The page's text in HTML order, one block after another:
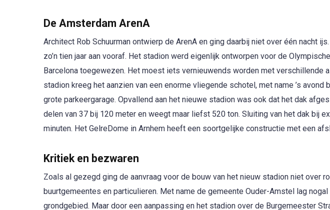
De Amsterdam ArenA
Architect Rob Schuurman ontwierp de ArenA en ging daarbij niet over één nacht
zo’n tien jaar aan vooraf. Het stadion werd eigenlijk ontworpen voor de
Barcelona toegewezen. Het moest iets vernieuwends worden met verschillende
stadion kreeg het aanzien van een enorme vliegende schotel, met name ’s
grote parkeergarage. Opvallend aan het nieuwe stadion was ook dat het dak
delen van 37 bij 120 meter en weegt maar liefst 520 ton. Sluiting van het dak bij
minuten. Het GelreDome in Arnhem heeft een soortgelijke constructie met een
Kritiek en bezwaren
Zoals al gezegd ging de aanvraag voor de bouw van het nieuw stadion niet over
buurtgemeentes en particulieren. Met name de gemeente Ouder-Amstel lag
grondgebied. Maar door een aanpassing en het stadion over de Burgemeester